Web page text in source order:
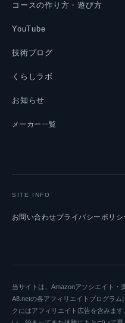
コースの作り方・遊び方
YouTube
技術ブログ
くらしラボ
お知らせ
メーカー一覧
SITE INFO
お問い合わせプライバシーポリシ
当サイトは、Amazonアソシエイト・
A8.netの各アフィリエイトプログラ
クにはアフィリエイト広告を含みま